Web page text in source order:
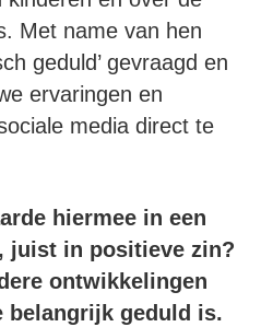
Met name van hen
geduld’ gevraagd en
ervaringen en
media direct te
hiermee in een
juist in positieve zin?
ontwikkelingen
belangrijk geduld is.